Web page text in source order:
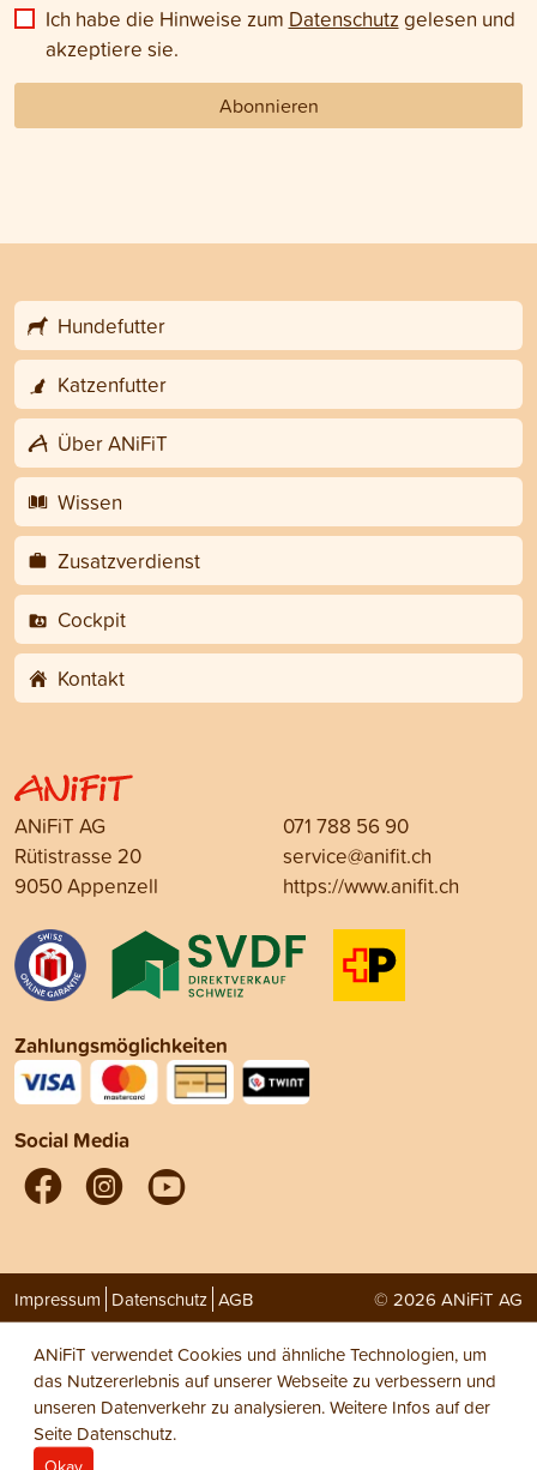
Ich habe die Hinweise zum Datenschutz gelesen und
akzeptiere sie.
Abonnieren
Hundefutter
Katzenfutter
Über ANiFiT
Wissen
Zusatzverdienst
Cockpit
Kontakt
ANiFiT AG
Rütistrasse 20
9050 Appenzell
071 788 56 90
service@anifit.ch
https://www.anifit.ch
Zahlungsmöglichkeiten
Social Media
Impressum Datenschutz AGB © 2026 ANiFiT AG
ANiFiT verwendet Cookies und ähnliche Technologien, um
das Nutzererlebnis auf unserer Webseite zu verbessern und
unseren Datenverkehr zu analysieren. Weitere Infos auf der
Seite Datenschutz.